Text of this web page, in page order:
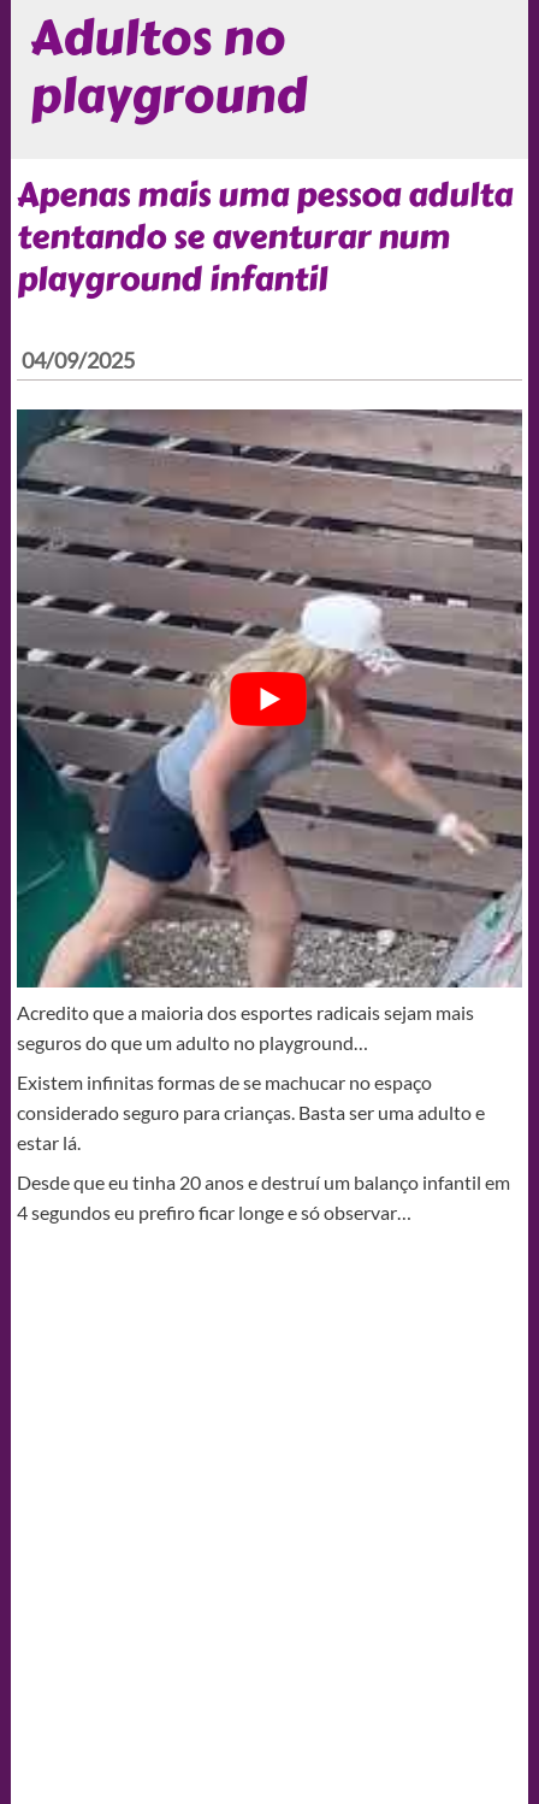
Adultos no
playground
Apenas mais uma pessoa adulta
tentando se aventurar num
playground infantil
04/09/2025
Acredito que a maioria dos esportes radicais sejam mais
seguros do que um adulto no playground…
Existem infinitas formas de se machucar no espaço
considerado seguro para crianças. Basta ser uma adulto e
estar lá.
Desde que eu tinha 20 anos e destruí um balanço infantil em
4 segundos eu prefiro ficar longe e só observar…